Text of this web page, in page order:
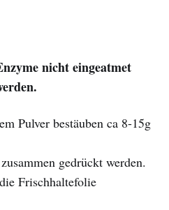
nicht eingeatmet
Pulver bestäuben ca 8-15g
gedrückt werden.
Frischhaltefolie